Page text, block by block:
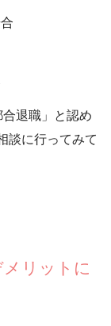
退職」と認め
談に行ってみて
リットに